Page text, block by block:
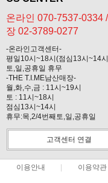
온라인 070-7537-0334
장 02-3789-0277
-온라인고객센터-
평일10시~18시(점심13시~14
토,일,공휴일 휴무
-THE T.I.ME남산매장-
월,화,수,금 : 11시~19시
토 : 11시~18시
점심13시~14시
휴무:목,2/4번째토,일,공휴일
고객센터 연결
이용안내 이용약관